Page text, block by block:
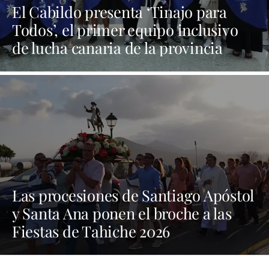
El Cabildo presenta ‘Tinajo para
Todos’, el primer equipo inclusivo
de lucha canaria de la provincia
Las procesiones de Santiago Apóstol
y Santa Ana ponen el broche a las
Fiestas de Tahiche 2026